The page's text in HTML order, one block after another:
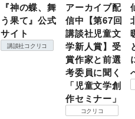
『神の蝶、舞
う果て』公式
サイト
講談社コクリコ
アーカイブ配
信中【第67回
講談社児童文
学新人賞】受
賞作家と前選
考委員に聞く
「児童文学創
作セミナー」
コクリコ